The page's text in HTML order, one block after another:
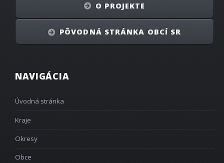
NAVIGÁCIA
Úvodná stránka
Kraje
Okresy
Obce
O PROJEKTE
PÔVODNÁ STRÁNKA OBCÍ SR